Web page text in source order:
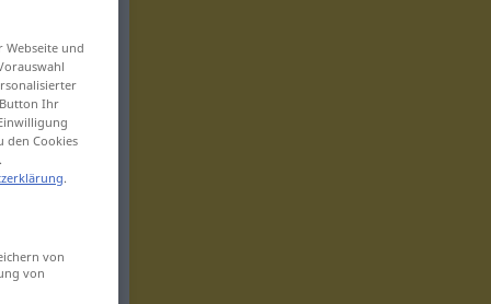
und
Ihr
den Cookies
.
von
von